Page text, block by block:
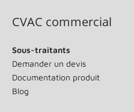
CVAC commercial
Sous-traitants
Demander un devis
Documentation produit
Blog